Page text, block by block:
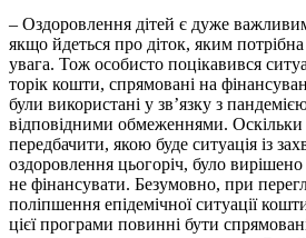
– Оздоровлення дітей є дуже
якщо йдеться про діток, яким
увага. Тож особисто поцікавився
торік кошти, спрямовані на
були використані у зв’язку з
відповідними обмеженнями. Оскільки
передбачити, якою буде ситуація із
оздоровлення цьогоріч, було
не фінансувати. Безумовно, при
поліпшення епідемічної ситуації
цієї програми повинні бути